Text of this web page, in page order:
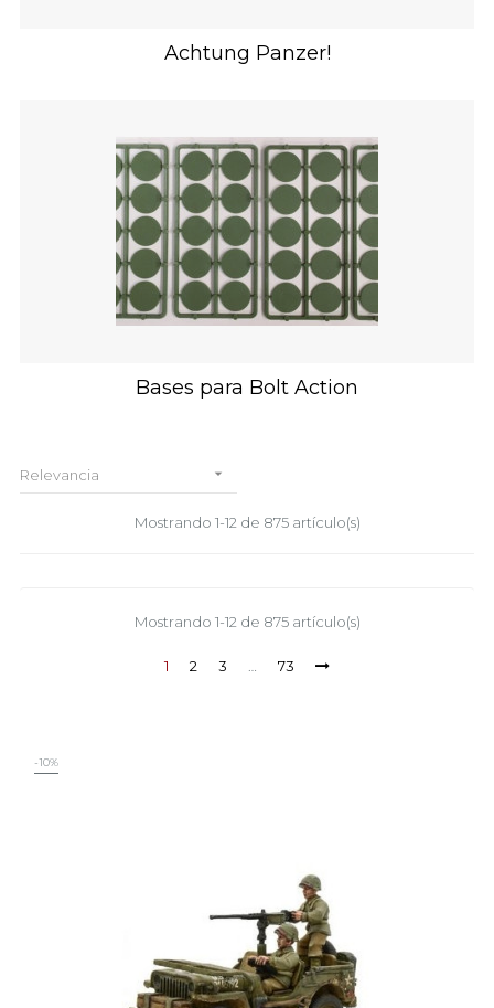
Achtung Panzer!
Bases para Bolt Action
Relevancia 
Mostrando 1-12 de 875 artículo(s)
Mostrando 1-12 de 875 artículo(s)
1 2 3 73
-10%